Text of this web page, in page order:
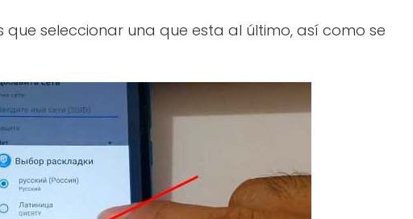
que seleccionar una que esta al último, así como se